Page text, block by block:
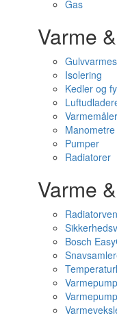
Gas
Varme
Isolering
Kedler og
Pumper
Radiatorer
Varme
Bosch